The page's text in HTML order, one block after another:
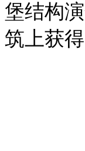
堡结构
筑上获